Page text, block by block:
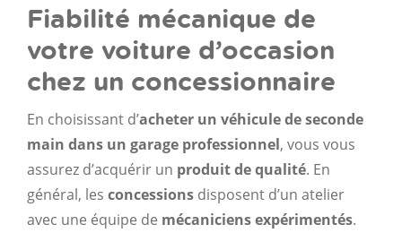
Fiabilité mécanique de
votre voiture d’occasion
chez un concessionnaire
En choisissant d’acheter un véhicule de seconde
main dans un garage professionnel, vous vous
assurez d’acquérir un produit de qualité. En
général, les concessions disposent d’un atelier
avec une équipe de mécaniciens expérimentés.